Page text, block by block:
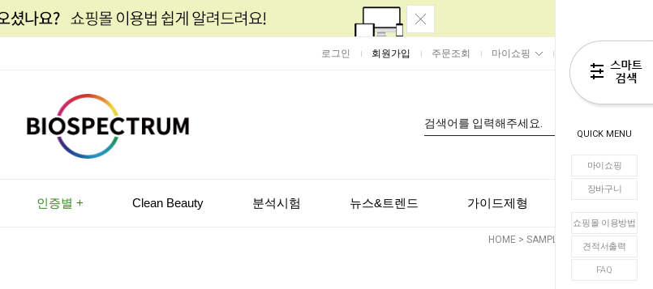
QUICK MENU
마이쇼핑
장바구니
쇼핑몰 이용방법
견적서출력
FAQ
로그인 회원가입 주문조회 마이쇼핑 장바구니
인증별 + Clean Beauty 분석시험 뉴스&트렌드 가이드제형
HOME > SAMPLE